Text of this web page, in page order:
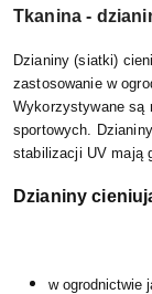
Tkanina -
Dzianiny (siatki)
zastosowanie w
Wykorzystywane są
sportowych.
stabilizacji UV mają
Dzianiny
w ogrodnictwie